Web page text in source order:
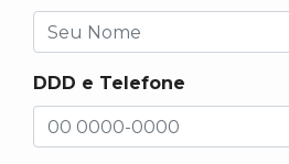
DDD e Telefone